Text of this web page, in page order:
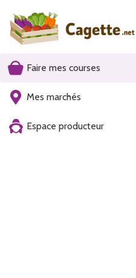
Faire mes courses
Mes marchés
Espace producteur